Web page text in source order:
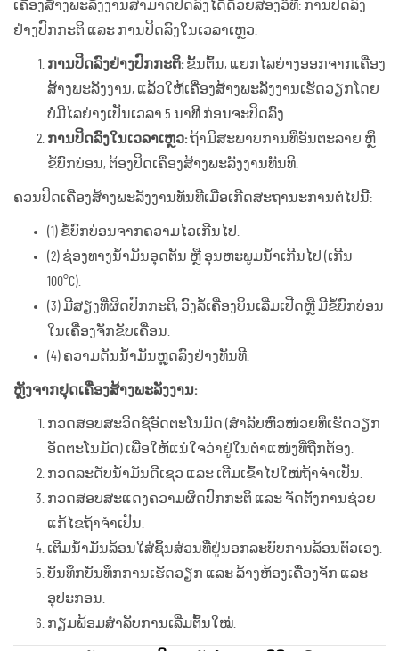
ເຄື່ອງສ້າງພະລັງງານສາມາດປິດລົງໄດ້ດ້ວຍສອງວິທີ: ການປິດລົງ
ຢ່າງປົກກະຕິ ແລະ ການປິດລົງໃນເວລາເຫຼວ.
ການປິດລົງຢ່າງປົກກະຕິ: ຂັ້ນຕົ້ນ, ແຍກໄລຍ່າງອອກຈາກເຄື່ອງ
ສ້າງພະລັງງານ, ແລ້ວໃຫ້ເຄື່ອງສ້າງພະລັງງານເຮັດວຽກໂດຍ
ບໍ່ມີໄລຍ່າງເປັນເວລາ 5 ນາທີ ກ່ອນຈະປິດລົງ.
ການປິດລົງໃນເວລາເຫຼວ:ຖ້າມີສະພາບການທີ່ອັນຕະລາຍ ຫຼື
ຂໍ້ບົກບ່ອນ, ຕ້ອງປິດເຄື່ອງສ້າງພະລັງງານທັນທີ.
ຄວນປິດເຄື່ອງສ້າງພະລັງງານທັນທີເມື່ອເກີດສະຖານະການຕໍ່ໄປນີ້:
(1) ຂໍ້ບົກບ່ອນຈາກຄວາມໄວເກີນໄປ.
(2) ຊ່ອງທາງນ້ຳມັນອຸດຕັນ ຫຼື ອຸນຫະພູມນ້ຳເກີນໄປ (ເກີນ
100°C).
(3) ມີສຽງທີ່ຜິດປົກກະຕິ, ວົງລໍ້ເຄື່ອງບິນເລີ່ມເປີດຫຼື ມີຂໍ້ບົກບ່ອນ
ໃນເຄື່ອງຈັກຂັບເຄື່ອນ.
(4) ຄວາມດັນນ້ຳມັນຫຼຸດລົງຢ່າງທັນທີ.
ຫຼັງຈາກຢຸດເຄື່ອງສ້າງພະລັງງານ:
ກວດສອບສະວິດຊ໌ອັດຕະໂນມັດ (ສຳລັບຫົວໜ່ວຍທີ່ເຮັດວຽກ
ອັດຕະໂນມັດ) ເພື່ອໃຫ້ແນ່ໃຈວ່າຢູ່ໃນຕຳແໜ່ງທີ່ຖືກຕ້ອງ.
ກວດລະດັບນ້ຳມັນດີເຊວ ແລະ ເຕີມເຂົ້າໄປໃໝ່ຖ້າຈຳເປັນ.
ກວດສອບສະແດງຄວາມຜິດປົກກະຕິ ແລະ ຈັດຕັ້ງການຊ່ວຍ
ແກ້ໄຂຖ້າຈຳເປັນ.
ເຕີມນ້ຳມັນລ້ອນໃສ່ຊິ້ນສ່ວນທີ່ຢູ່ນອກລະບົບການລ້ອນຕົວເອງ.
ບັນທຶກບັນທຶກການເຮັດວຽກ ແລະ ລ້າງຫ້ອງເຄື່ອງຈັກ ແລະ
ອຸປະກອນ.
ກຽມພ້ອມສຳລັບການເລີ່ມຕົ້ນໃໝ່.